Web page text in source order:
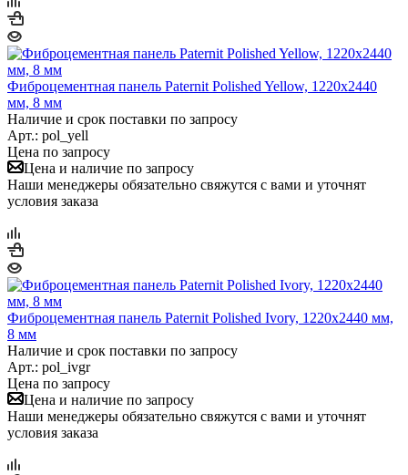
Фиброцементная панель Paternit Polished Yellow, 1220х2440
мм, 8 мм
Наличие и срок поставки по запросу
Арт.: pol_yell
Цена по запросу
Цена и наличие по запросу
Наши менеджеры обязательно свяжутся с вами и уточнят
условия заказа
Фиброцементная панель Paternit Polished Ivory, 1220х2440 мм,
8 мм
Наличие и срок поставки по запросу
Арт.: pol_ivgr
Цена по запросу
Цена и наличие по запросу
Наши менеджеры обязательно свяжутся с вами и уточнят
условия заказа